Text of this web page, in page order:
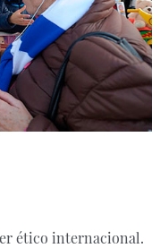
ético internacional.